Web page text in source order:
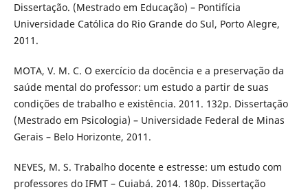
Dissertação. (Mestrado em Educação) – Pontifícia
Universidade Católica do Rio Grande do Sul, Porto Alegre,
2011.
MOTA, V. M. C. O exercício da docência e a preservação da
saúde mental do professor: um estudo a partir de suas
condições de trabalho e existência. 2011. 132p. Dissertação
(Mestrado em Psicologia) – Universidade Federal de Minas
Gerais – Belo Horizonte, 2011.
NEVES, M. S. Trabalho docente e estresse: um estudo com
professores do IFMT – Cuiabá. 2014. 180p. Dissertação